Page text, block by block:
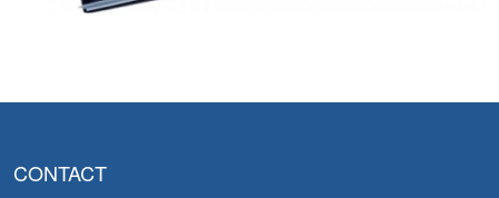
CONTACT